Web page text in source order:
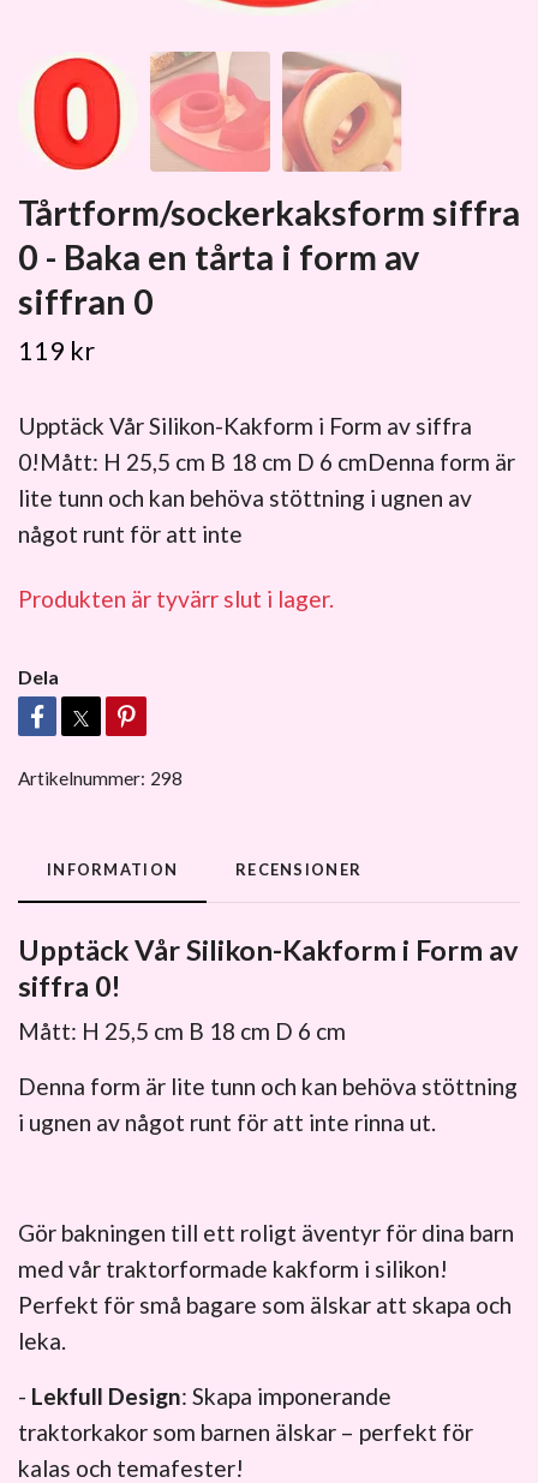
Tårtform/sockerkaksform siffra
0 - Baka en tårta i form av
siffran 0
119 kr
Upptäck Vår Silikon-Kakform i Form av siffra
0!Mått: H 25,5 cm B 18 cm D 6 cmDenna form är
lite tunn och kan behöva stöttning i ugnen av
något runt för att inte
Produkten är tyvärr slut i lager.
Dela
Artikelnummer: 298
INFORMATION RECENSIONER
Upptäck Vår Silikon-Kakform i Form av
siffra 0!
Mått: H 25,5 cm B 18 cm D 6 cm
Denna form är lite tunn och kan behöva stöttning
i ugnen av något runt för att inte rinna ut.
Gör bakningen till ett roligt äventyr för dina barn
med vår traktorformade kakform i silikon!
Perfekt för små bagare som älskar att skapa och
leka.
- Lekfull Design: Skapa imponerande
traktorkakor som barnen älskar – perfekt för
kalas och temafester!